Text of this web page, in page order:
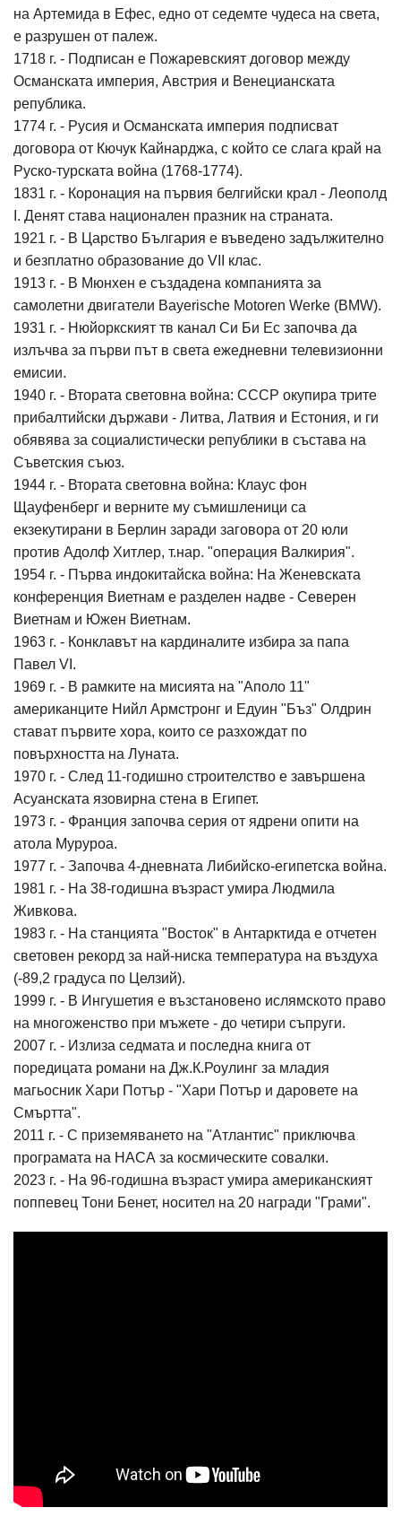
на Артемида в Ефес, едно от седемте чудеса на света,
е разрушен от палеж.
1718 г. - Подписан е Пожаревският договор между
Османската империя, Австрия и Венецианската
република.
1774 г. - Русия и Османската империя подписват
договора от Кючук Кайнарджа, с който се слага край на
Руско-турската война (1768-1774).
1831 г. - Коронация на първия белгийски крал - Леополд
I. Денят става национален празник на страната.
1921 г. - В Царство България е въведено задължително
и безплатно образование до VII клас.
1913 г. - В Мюнхен е създадена компанията за
самолетни двигатели Bayerische Motoren Werke (BMW).
1931 г. - Нюйоркският тв канал Си Би Ес започва да
излъчва за първи път в света ежедневни телевизионни
емисии.
1940 г. - Втората световна война: СССР окупира трите
прибалтийски държави - Литва, Латвия и Естония, и ги
обявява за социалистически републики в състава на
Съветския съюз.
1944 г. - Втората световна война: Клаус фон
Щауфенберг и верните му съмишленици са
екзекутирани в Берлин заради заговора от 20 юли
против Адолф Хитлер, т.нар. "операция Валкирия".
1954 г. - Първа индокитайска война: На Женевската
конференция Виетнам е разделен надве - Северен
Виетнам и Южен Виетнам.
1963 г. - Конклавът на кардиналите избира за папа
Павел VI.
1969 г. - В рамките на мисията на "Аполо 11"
американците Нийл Армстронг и Едуин "Бъз" Олдрин
стават първите хора, които се разхождат по
повърхността на Луната.
1970 г. - След 11-годишно строителство е завършена
Асуанската язовирна стена в Египет.
1973 г. - Франция започва серия от ядрени опити на
атола Муруроа.
1977 г. - Започва 4-дневната Либийско-египетска война.
1981 г. - На 38-годишна възраст умира Людмила
Живкова.
1983 г. - На станцията "Восток" в Антарктида е отчетен
световен рекорд за най-ниска температура на въздуха
(-89,2 градуса по Целзий).
1999 г. - В Ингушетия е възстановено ислямското право
на многоженство при мъжете - до четири съпруги.
2007 г. - Излиза седмата и последна книга от
поредицата романи на Дж.К.Роулинг за младия
магьосник Хари Потър - "Хари Потър и даровете на
Смъртта".
2011 г. - С приземяването на "Атлантис" приключва
програмата на НАСА за космическите совалки.
2023 г. - На 96-годишна възраст умира американският
поппевец Тони Бенет, носител на 20 награди "Грами".